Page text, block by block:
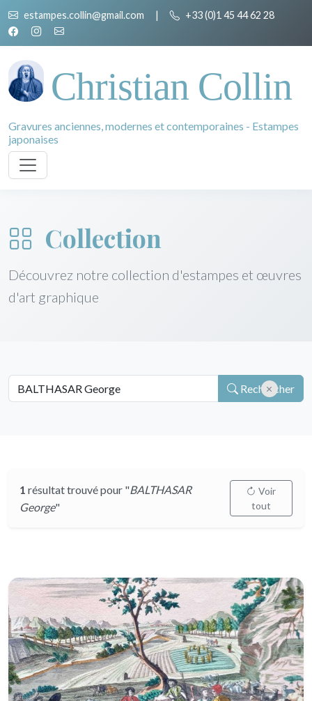
estampes.collin@gmail.com | +33 (0)1 45 44 62 28
Christian Collin
Gravures anciennes, modernes et contemporaines - Estampes
japonaises
Collection
Découvrez notre collection d'estampes et œuvres
d'art graphique
Rechercher
1 résultat trouvé pour "BALTHASAR
George"
Voir
tout